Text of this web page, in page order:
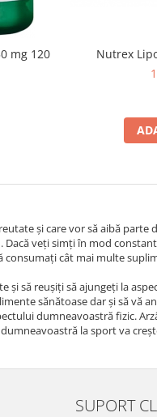
mg 120
Nutrex
și care vor să aibă parte
veți simți în mod
cât mai multe
să reușiți să ajungeți la
sănătoase dar și să vă
dumneavoastră fizic.
la sport va
SUPORT